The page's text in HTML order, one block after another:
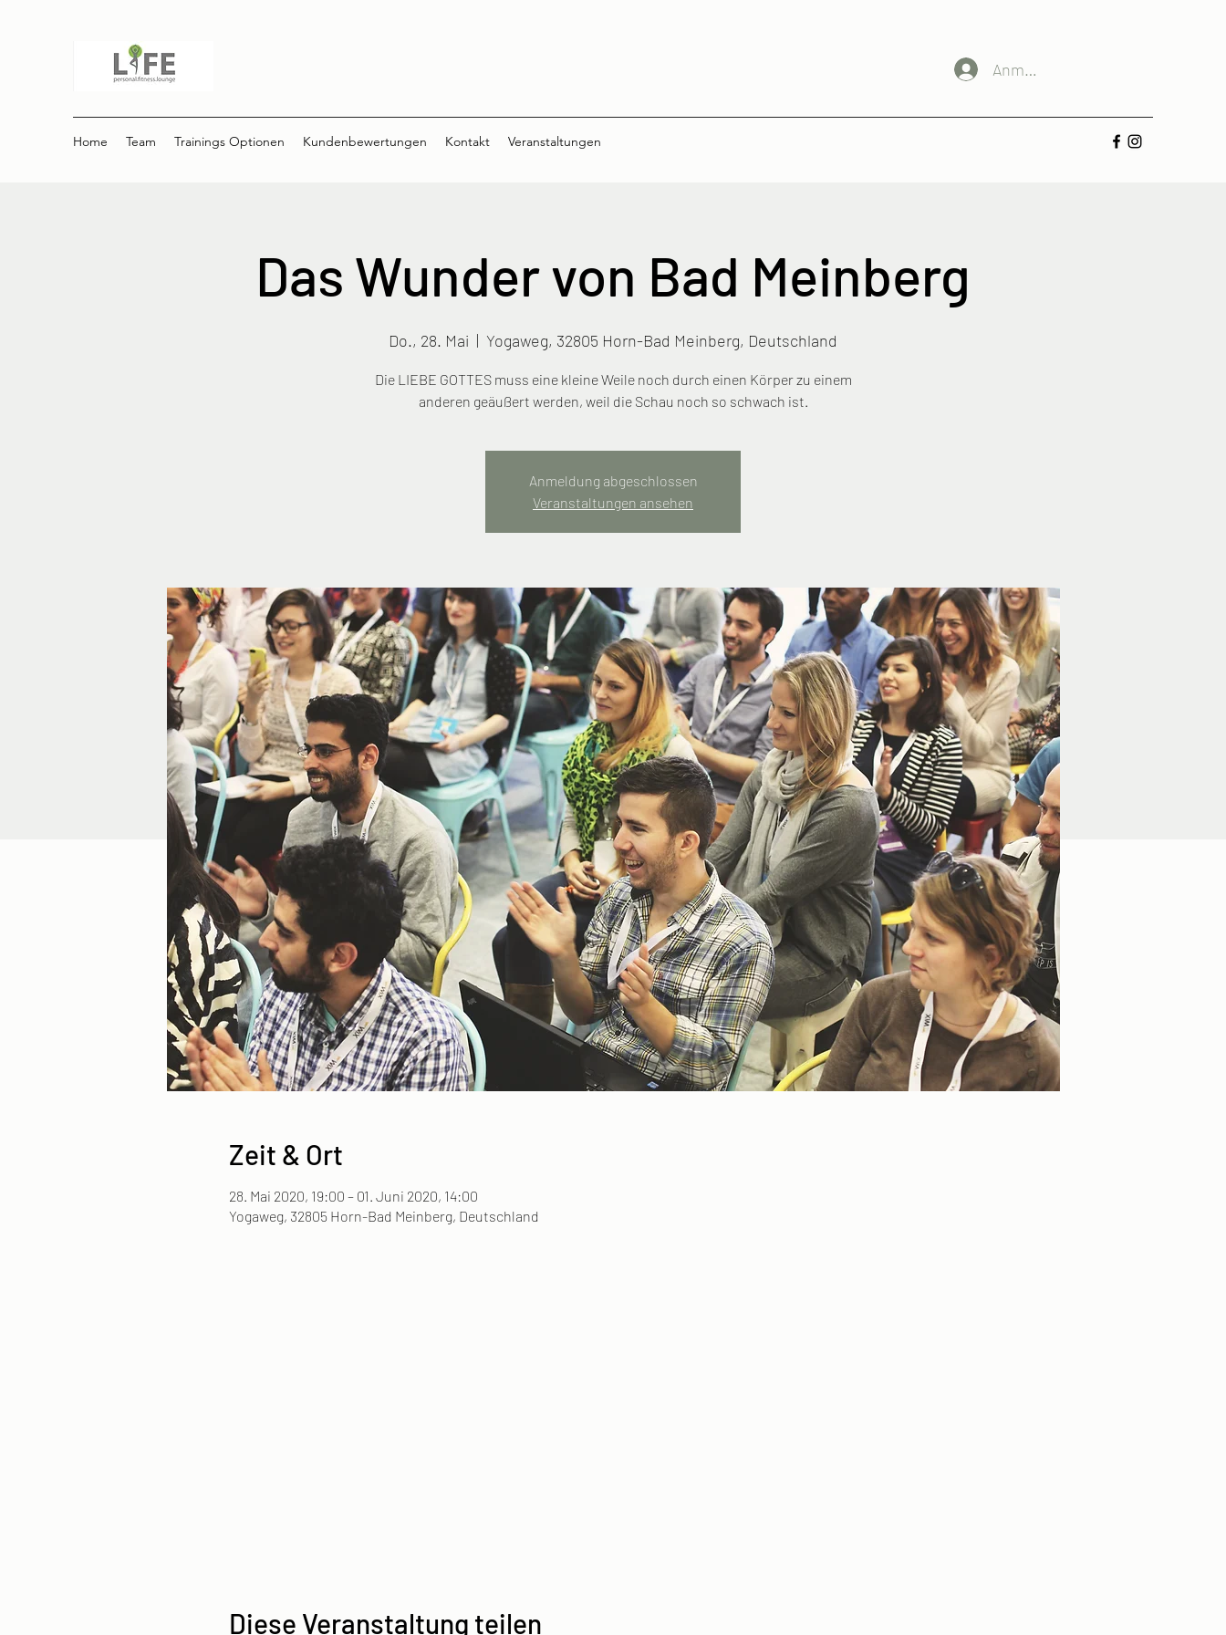
Anmelden
Home Team Trainings Optionen Kundenbewertungen Kontakt Veranstaltungen
Das Wunder von Bad Meinberg
Do., 28. Mai
  |
Yogaweg, 32805 Horn-Bad Meinberg, Deutschland
Die LIEBE GOTTES muss eine kleine Weile noch durch einen Körper zu einem
anderen geäußert werden, weil die Schau noch so schwach ist.
Anmeldung abgeschlossen
Veranstaltungen ansehen
Zeit & Ort
28. Mai 2020, 19:00 – 01. Juni 2020, 14:00
Yogaweg, 32805 Horn-Bad Meinberg, Deutschland
Diese Veranstaltung teilen